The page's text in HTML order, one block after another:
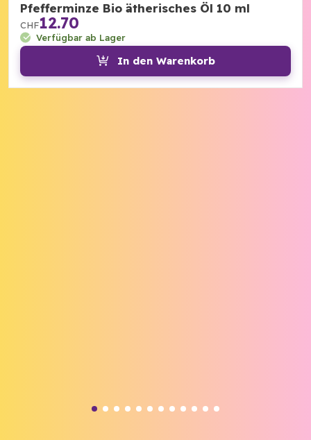
Pfefferminze Bio ätherisches Öl 10 ml
CHF12.70
Verfügbar ab Lager
In den Warenkorb